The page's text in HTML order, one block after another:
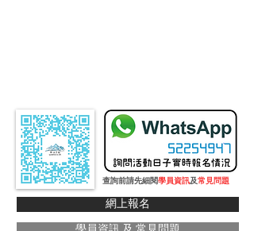
查詢前請先細閱學員資訊及常見問題
網上報名